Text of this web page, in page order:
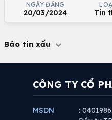
NGÀY ĐĂNG
20/03/2024 Tin
Báo tin xấu
CÔNG TY CỔ
MSDN
: